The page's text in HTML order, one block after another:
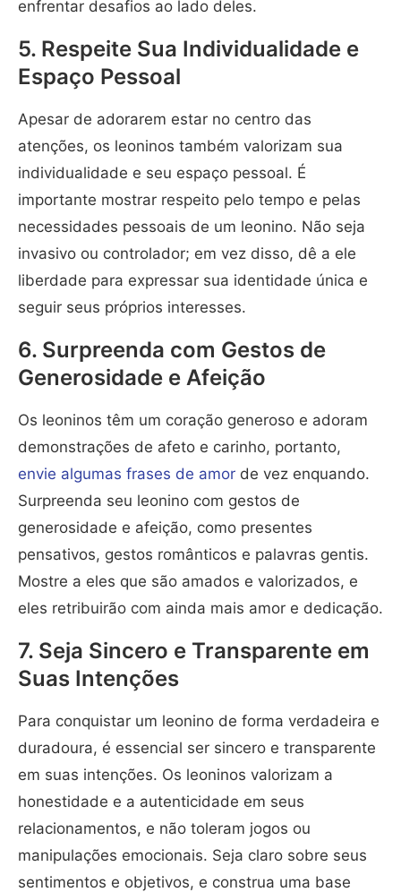
enfrentar desafios ao lado deles.
5. Respeite Sua Individualidade e
Espaço Pessoal
Apesar de adorarem estar no centro das
atenções, os leoninos também valorizam sua
individualidade e seu espaço pessoal. É
importante mostrar respeito pelo tempo e pelas
necessidades pessoais de um leonino. Não seja
invasivo ou controlador; em vez disso, dê a ele
liberdade para expressar sua identidade única e
seguir seus próprios interesses.
6. Surpreenda com Gestos de
Generosidade e Afeição
Os leoninos têm um coração generoso e adoram
demonstrações de afeto e carinho, portanto,
envie algumas frases de amor de vez enquando.
Surpreenda seu leonino com gestos de
generosidade e afeição, como presentes
pensativos, gestos românticos e palavras gentis.
Mostre a eles que são amados e valorizados, e
eles retribuirão com ainda mais amor e dedicação.
7. Seja Sincero e Transparente em
Suas Intenções
Para conquistar um leonino de forma verdadeira e
duradoura, é essencial ser sincero e transparente
em suas intenções. Os leoninos valorizam a
honestidade e a autenticidade em seus
relacionamentos, e não toleram jogos ou
manipulações emocionais. Seja claro sobre seus
sentimentos e objetivos, e construa uma base